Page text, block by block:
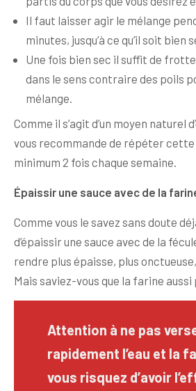
Il faut laisser agir le mélange
minutes, jusqu’à ce qu’il soit bien
Une fois bien sec il suffit de
dans le sens contraire des poils
mélange.
Comme il s’agit d’un moyen naturel
vous recommande de répéter
minimum 2 fois chaque semaine.
Épaissir une sauce avec de la
Comme vous le savez sans doute
d’épaissir une sauce avec de la
rendre plus épaisse, plus
Mais saviez-vous que la farine
Attention à ne pas
rapidement l’eau et la
vous risquez d’avoir